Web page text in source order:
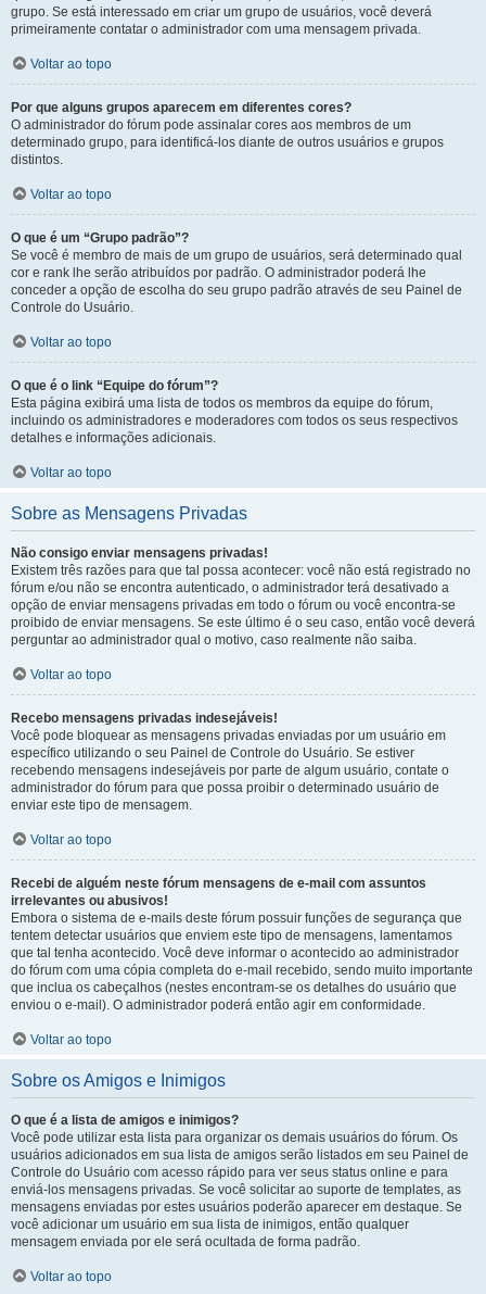
grupo. Se está interessado em criar um grupo de usuários, você deverá
primeiramente contatar o administrador com uma mensagem privada.
Voltar ao topo
Por que alguns grupos aparecem em diferentes cores?
O administrador do fórum pode assinalar cores aos membros de um
determinado grupo, para identificá-los diante de outros usuários e grupos
distintos.
Voltar ao topo
O que é um “Grupo padrão”?
Se você é membro de mais de um grupo de usuários, será determinado qual
cor e rank lhe serão atribuídos por padrão. O administrador poderá lhe
conceder a opção de escolha do seu grupo padrão através de seu Painel de
Controle do Usuário.
Voltar ao topo
O que é o link “Equipe do fórum”?
Esta página exibirá uma lista de todos os membros da equipe do fórum,
incluindo os administradores e moderadores com todos os seus respectivos
detalhes e informações adicionais.
Voltar ao topo
Sobre as Mensagens Privadas
Não consigo enviar mensagens privadas!
Existem três razões para que tal possa acontecer: você não está registrado no
fórum e/ou não se encontra autenticado, o administrador terá desativado a
opção de enviar mensagens privadas em todo o fórum ou você encontra-se
proibido de enviar mensagens. Se este último é o seu caso, então você deverá
perguntar ao administrador qual o motivo, caso realmente não saiba.
Voltar ao topo
Recebo mensagens privadas indesejáveis!
Você pode bloquear as mensagens privadas enviadas por um usuário em
específico utilizando o seu Painel de Controle do Usuário. Se estiver
recebendo mensagens indesejáveis por parte de algum usuário, contate o
administrador do fórum para que possa proibir o determinado usuário de
enviar este tipo de mensagem.
Voltar ao topo
Recebi de alguém neste fórum mensagens de e-mail com assuntos
irrelevantes ou abusivos!
Embora o sistema de e-mails deste fórum possuir funções de segurança que
tentem detectar usuários que enviem este tipo de mensagens, lamentamos
que tal tenha acontecido. Você deve informar o acontecido ao administrador
do fórum com uma cópia completa do e-mail recebido, sendo muito importante
que inclua os cabeçalhos (nestes encontram-se os detalhes do usuário que
enviou o e-mail). O administrador poderá então agir em conformidade.
Voltar ao topo
Sobre os Amigos e Inimigos
O que é a lista de amigos e inimigos?
Você pode utilizar esta lista para organizar os demais usuários do fórum. Os
usuários adicionados em sua lista de amigos serão listados em seu Painel de
Controle do Usuário com acesso rápido para ver seus status online e para
enviá-los mensagens privadas. Se você solicitar ao suporte de templates, as
mensagens enviadas por estes usuários poderão aparecer em destaque. Se
você adicionar um usuário em sua lista de inimigos, então qualquer
mensagem enviada por ele será ocultada de forma padrão.
Voltar ao topo